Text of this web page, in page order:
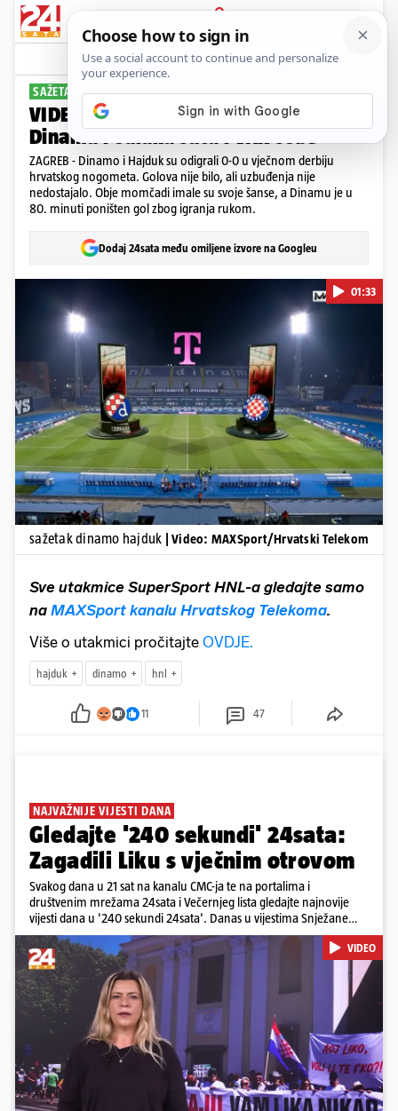
PRIJAVA
Sport Komentari
SAŽETAK: DINAMO - HAJDUK 0-0
VIDEO Pogledajte poništen gol
Dinama i odluku suca i VAR sobe
ZAGREB - Dinamo i Hajduk su odigrali 0-0 u vječnom derbiju
hrvatskog nogometa. Golova nije bilo, ali uzbuđenja nije
nedostajalo. Obje momčadi imale su svoje šanse, a Dinamu je u
80. minuti poništen gol zbog igranja rukom.
Dodaj 24sata među omiljene izvore na Googleu
Pokretanje videa...
01:33
sažetak dinamo hajduk | Video: MAXSport/Hrvatski Telekom
Sve utakmice SuperSport HNL-a gledajte samo
na MAXSport kanalu Hrvatskog Telekoma.
Više o utakmici pročitajte OVDJE.
hajduk dinamo hnl
11 47
NAJVAŽNIJE VIJESTI DANA
Gledajte '240 sekundi' 24sata:
Zagadili Liku s vječnim otrovom
Svakog dana u 21 sat na kanalu CMC-ja te na portalima i
društvenim mrežama 24sata i Večernjeg lista gledajte najnovije
vijesti dana u '240 sekundi 24sata'. Danas u vijestima Snježane
Krnetić: Lika teško zagađena s 37.000 tona opasnog otpada, Troje
poginulih u nesreći u Zagrebu, Uhićen načelnik Svetog Ivana
Žabna, Borba za život Denisa Vejzovića, Krajaču režu ovlasti: Slijedi
otkaz...
Pokretanje videa...
VIDEO